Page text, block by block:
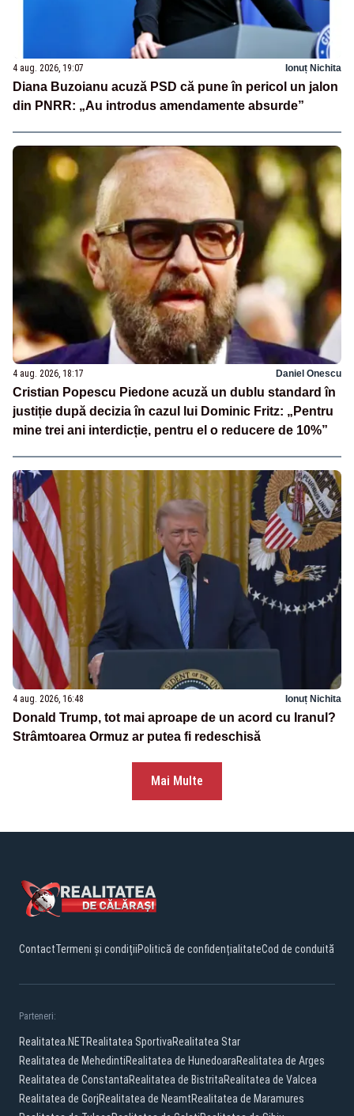
4 aug. 2026, 19:07 Ionuț Nichita
Diana Buzoianu acuză PSD că pune în pericol un jalon
din PNRR: „Au introdus amendamente absurde”
4 aug. 2026, 18:17 Daniel Onescu
Cristian Popescu Piedone acuză un dublu standard în
justiție după decizia în cazul lui Dominic Fritz: „Pentru
mine trei ani interdicție, pentru el o reducere de 10%”
4 aug. 2026, 16:48 Ionuț Nichita
Donald Trump, tot mai aproape de un acord cu Iranul?
Strâmtoarea Ormuz ar putea fi redeschisă
Mai Multe
ContactTermeni și condițiiPolitică de confidențialitateCod de conduită
Parteneri:
Realitatea.NETRealitatea SportivaRealitatea Star
Realitatea de MehedintiRealitatea de HunedoaraRealitatea de Arges
Realitatea de ConstantaRealitatea de BistritaRealitatea de Valcea
Realitatea de GorjRealitatea de NeamtRealitatea de Maramures